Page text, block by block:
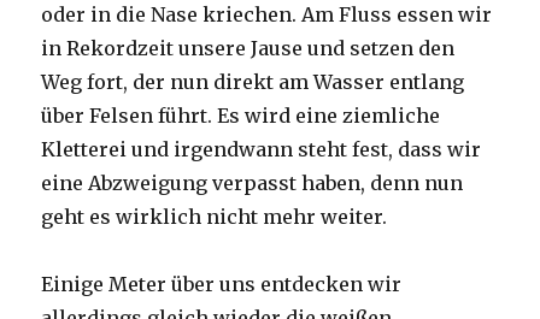
oder in die Nase kriechen. Am Fluss essen wir
in Rekordzeit unsere Jause und setzen den
Weg fort, der nun direkt am Wasser entlang
über Felsen führt. Es wird eine ziemliche
Kletterei und irgendwann steht fest, dass wir
eine Abzweigung verpasst haben, denn nun
geht es wirklich nicht mehr weiter.
Einige Meter über uns entdecken wir